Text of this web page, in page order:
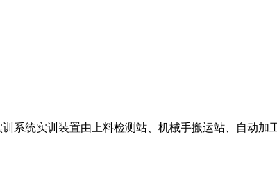
系统实训装置由上料检测站、机械手搬运站、自动